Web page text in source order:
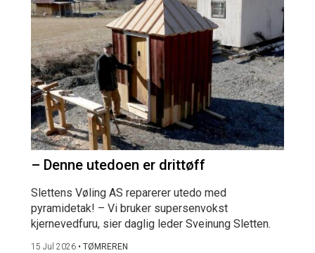
– Denne utedoen er drittøff
Slettens Vøling AS reparerer utedo med
pyramidetak! – Vi bruker supersenvokst
kjernevedfuru, sier daglig leder Sveinung Sletten.
15 Jul 2026 • TØMREREN